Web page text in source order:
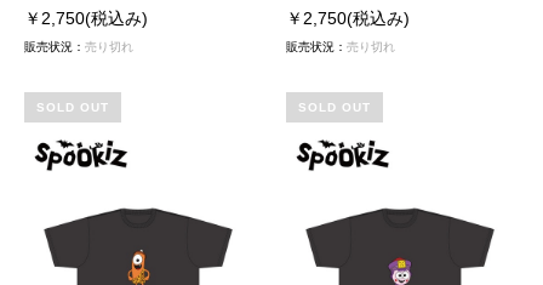
￥2,750(税込み)
販売状況： 売り切れ
￥2,750(税込み)
販売状況：売り切れ
SOLD OUT SOLD OUT